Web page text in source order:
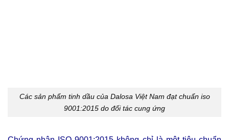
Các sản phẩm tinh dầu của Dalosa Việt Nam đạt chuẩn iso
9001:2015 do đối tác cung ứng